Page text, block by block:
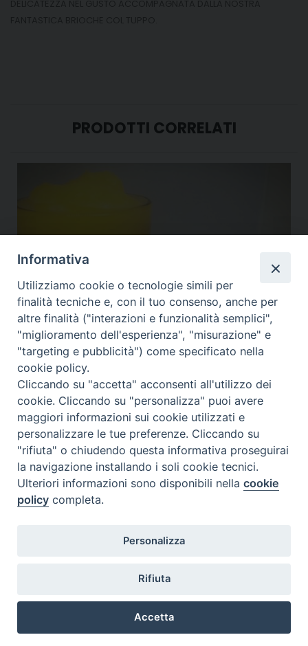
PRODOTTI CORRELATI
GRANITE SICILIANE,OLIO E PRODOTTI TIPICI ,SICILIA IN TAVOLA
GRANITA SICILIANA AL MANDARINO
18,00€
AGGIUNGI AL CARRELLO
© 2020 Pasticceria Giulio (PI 01832690836)
Informativa
Utilizziamo cookie o tecnologie simili per
finalità tecniche e, con il tuo consenso, anche per
altre finalità ("interazioni e funzionalità semplici",
"miglioramento dell'esperienza", "misurazione" e
"targeting e pubblicità") come specificato nella
cookie policy.
Cliccando su "accetta" acconsenti all'utilizzo dei
cookie. Cliccando su "personalizza" puoi avere
maggiori informazioni sui cookie utilizzati e
personalizzare le tue preferenze. Cliccando su
"rifiuta" o chiudendo questa informativa proseguirai
la navigazione installando i soli cookie tecnici.
Ulteriori informazioni sono disponibili nellacookie
policy completa.
Personalizza
Rifiuta
Accetta
Utilizziamo i cookie per essere sicuri che tu possa avere la